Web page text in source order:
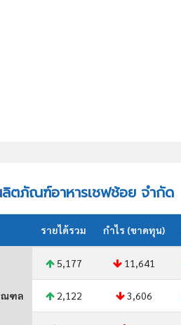
ตภัณฑ์อาหารเชฟช้อย จำกัด
รายได้รวม กำไร (ขาดทุน)
5,177 11,641
ณฑล 2,122 3,606